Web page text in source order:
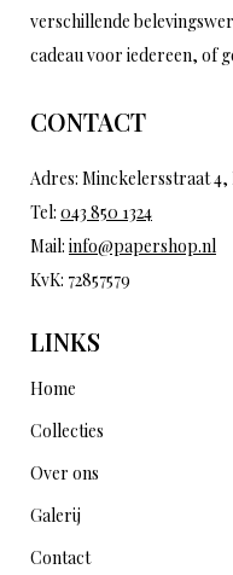
verschillende
cadeau voor iedereen, of
CONTACT
Adres: Minckelersstraat
Tel: 043 850 1324
Mail: info@papershop.nl
KvK: 72857579
LINKS
Home
Collecties
Over ons
Galerij
Contact